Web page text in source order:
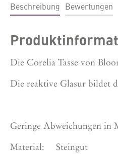
Beschreibung Bewertungen
Die Corelia Tasse von
Die reaktive Glasur bildet
Geringe Abweichungen in
Material: Steingut